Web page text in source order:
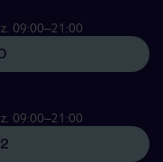
09:00–21:00
09:00–21:00